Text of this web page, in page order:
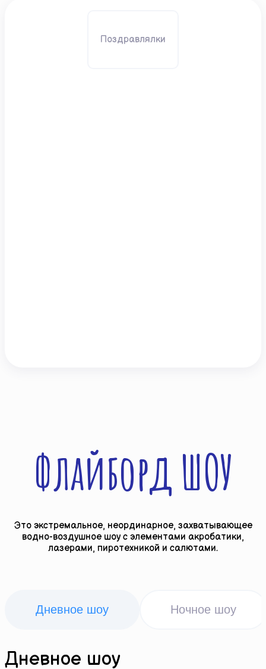
Поздравлялки
Флайборд ШОУ
Это экстремальное, неординарное, захватывающее
водно-воздушное шоу с элементами акробатики,
лазерами, пиротехникой и салютами.
Дневное шоу Ночное шоу
Дневное шоу